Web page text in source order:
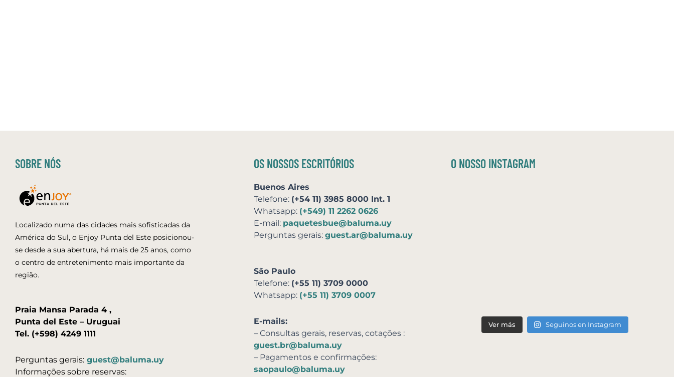
SOBRE NÓS
Localizado numa das cidades mais sofisticadas da
América do Sul, o Enjoy Punta del Este posicionou-
se desde a sua abertura, há mais de 25 anos, como
o centro de entretenimento mais importante da
região.
Praia Mansa Parada 4 ,
Punta del Este – Uruguai
Tel. (+598) 4249 1111
Perguntas gerais: guest@baluma.uy
Informações sobre reservas:
OS NOSSOS ESCRITÓRIOS
Buenos Aires
Telefone: (+54 11) 3985 8000 Int. 1
Whatsapp: (+549) 11 2262 0626
E-mail: paquetesbue@baluma.uy
Perguntas gerais: guest.ar@baluma.uy
São Paulo
Telefone: (+55 11) 3709 0000
Whatsapp: (+55 11) 3709 0007
E-mails:
– Consultas gerais, reservas, cotações :
guest.br@baluma.uy
– Pagamentos e confirmações:
saopaulo@baluma.uy
O NOSSO INSTAGRAM
Ver más Seguinos en Instagram